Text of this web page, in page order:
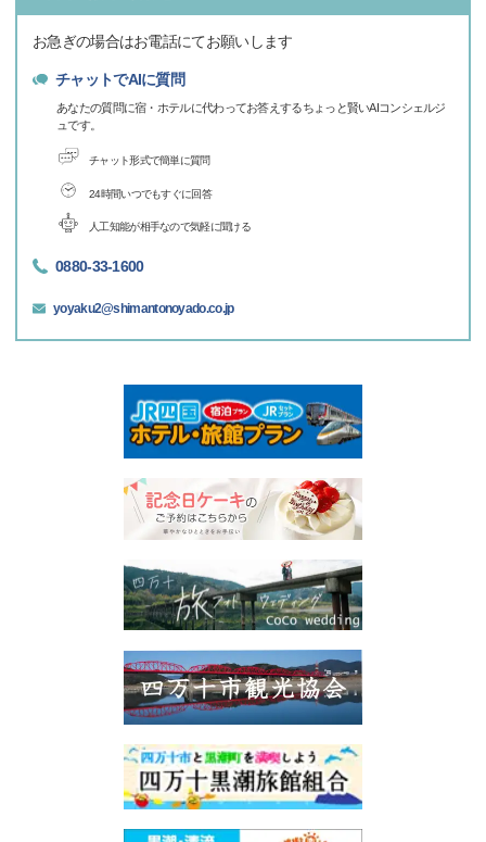
お急ぎの場合はお電話にてお願いします
チャットでAIに質問
あなたの質問に宿・ホテルに代わってお答えするちょっと賢いAIコンシェルジ
ュです。
チャット形式で簡単に質問
24時間いつでもすぐに回答
人工知能が相手なので気軽に聞ける
0880-33-1600
yoyaku2@shimantonoyado.co.jp